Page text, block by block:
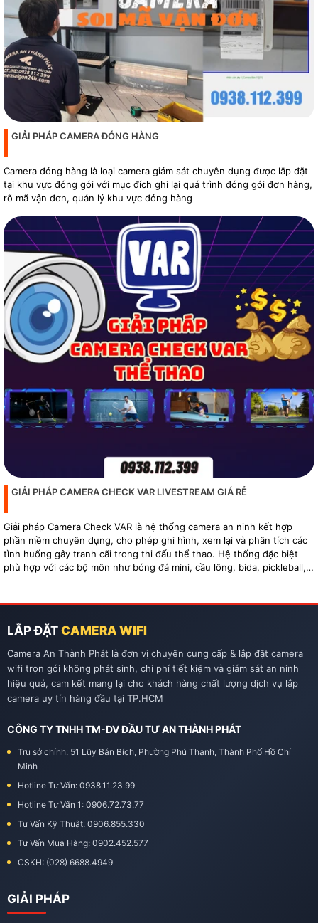
GIẢI PHÁP CAMERA ĐÓNG HÀNG
Camera đóng hàng là loại camera giám sát chuyên dụng được lắp đặt
tại khu vực đóng gói với mục đích ghi lại quá trình đóng gói đơn hàng,
rõ mã vận đơn, quản lý khu vực đóng hàng
GIẢI PHÁP CAMERA CHECK VAR LIVESTREAM GIÁ RẺ
Giải pháp Camera Check VAR là hệ thống camera an ninh kết hợp
phần mềm chuyên dụng, cho phép ghi hình, xem lại và phân tích các
tình huống gây tranh cãi trong thi đấu thể thao. Hệ thống đặc biệt
phù hợp với các bộ môn như bóng đá mini, cầu lông, bida, pickleball,
LẮP ĐẶT CAMERA WIFI
Camera An Thành Phát là đơn vị chuyên cung cấp & lắp đặt camera
wifi trọn gói không phát sinh, chi phí tiết kiệm và giám sát an ninh
hiệu quả, cam kết mang lại cho khách hàng chất lượng dịch vụ lắp
camera uy tín hàng đầu tại TP.HCM
CÔNG TY TNHH TM-DV ĐẦU TƯ AN THÀNH PHÁT
Trụ sở chính: 51 Lũy Bán Bích, Phường Phú Thạnh, Thành Phố Hồ Chí
Minh
Hotline Tư Vấn: 0938.11.23.99
Hotline Tư Vấn 1: 0906.72.73.77
Tư Vấn Kỹ Thuật: 0906.855.330
Tư Vấn Mua Hàng: 0902.452.577
CSKH: (028) 6688.4949
GIẢI PHÁP